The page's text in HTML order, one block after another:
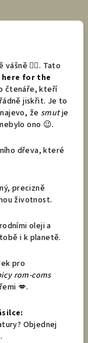
❤️‍🔥. Tato
here for the
čtenáře, kteří
jiskřit. Je to
že smutje
ono 😉.
dřeva, které
precizně
životnost.
oleji a
i k planetě.
pro
rom-coms
💋.
Objednej